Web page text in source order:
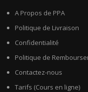
A Propos de PPA
Politique de Livraison
Confidentialité
Politique de
Contactez-nous
Tarifs (Cours en ligne)